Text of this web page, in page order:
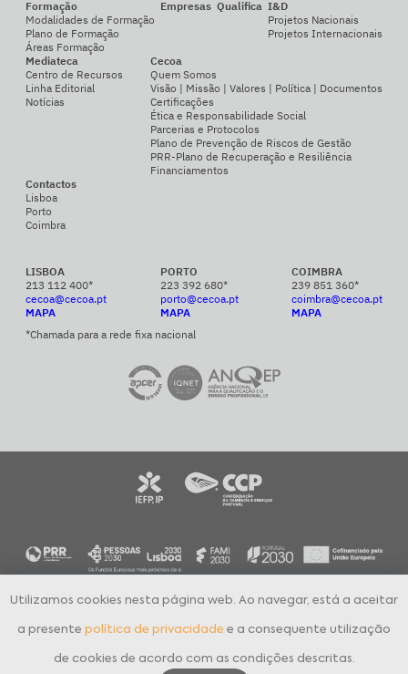
Formação
Modalidades de Formação
Plano de Formação
Áreas Formação
Empresas Qualifica I&D
Projetos Nacionais
Projetos Internacionais
Mediateca
Centro de Recursos
Linha Editorial
Notícias
Cecoa
Quem Somos
Visão | Missão | Valores | Política | Documentos
Certificações
Ética e Responsabilidade Social
Parcerias e Protocolos
Plano de Prevenção de Riscos de Gestão
PRR-Plano de Recuperação e Resiliência
Financiamentos
Contactos
Lisboa
Porto
Coimbra
LISBOA
213 112 400*
cecoa@cecoa.pt
MAPA
PORTO
223 392 680*
porto@cecoa.pt
MAPA
COIMBRA
239 851 360*
coimbra@cecoa.pt
MAPA
*Chamada para a rede fixa nacional
Utilizamos cookies nesta página web. Ao navegar, está a aceitar
a presente política de privacidade e a consequente utilização
de cookies de acordo com as condições descritas.
Todos os direitos reservados